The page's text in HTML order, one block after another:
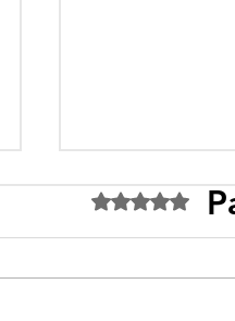
Noté 0 étoile sur